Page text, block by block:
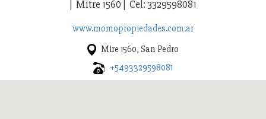
| Mitre 1560 | Cel: 3329598081
www.momopropiedades.com.ar
Mire 1560, San Pedro
+5493329598081